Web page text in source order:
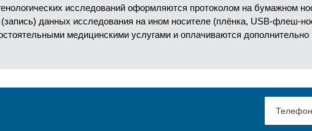
исследований оформляются протоколом на бумажном
(запись) данных исследования на ином носителе (плёнка, USB-флеш-
медицинскими услугами и оплачиваются